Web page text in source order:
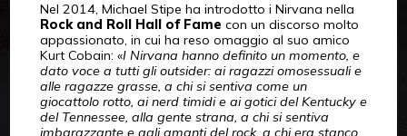
Nel 2014, Michael Stipe ha introdotto i Nirvana nella
Rock and Roll Hall of Fame con un discorso molto
appassionato, in cui ha reso omaggio al suo amico
Kurt Cobain: «I Nirvana hanno definito un momento, e
dato voce a tutti gli outsider: ai ragazzi omosessuali e
alle ragazze grasse, a chi si sentiva come un
giocattolo rotto, ai nerd timidi e ai gotici del Kentucky e
del Tennessee, alla gente strana, a chi si sentiva